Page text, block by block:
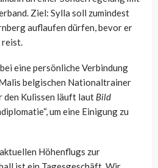
Ziel: Sylla soll zumindest
auflaufen dürfen, bevor er
reist.
eine persönliche Verbindung
belgischen Nationaltrainer
den Kulissen läuft laut Bild
um eine Einigung zu
Höhenflugs zur